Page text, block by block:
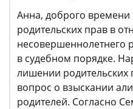
Анна, доброго времени
родительских прав в
несовершеннолетнего
в судебном порядке.
лишении родительских
вопрос о взыскании
родителей. Согласно